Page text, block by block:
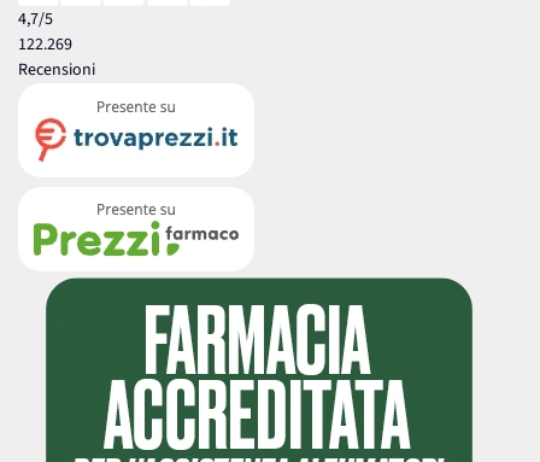
4,7/5
122.269
Recensioni